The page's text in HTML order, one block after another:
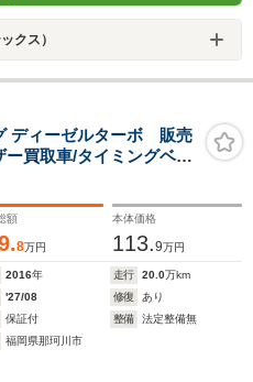
クス）
ディーゼルターボ 販売
買取車/タイミングベル
ルトインETC/最大積載
ドライトレベライザー/
テナンス車
額
8万円
本体価格
113.9万円
2016年 走行 20.0万km
'27/08 修復
あり
保証付 整備
法定整備無
福岡県那珂川市